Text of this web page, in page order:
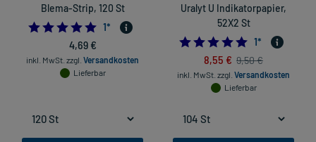
Blema-Strip, 120 St
5.0
1*
4,69 €
inkl. MwSt. zzgl. Versandkosten
Lieferbar
Uralyt U Indikatorpapier,
52X2 St
5.0
1*
8,55 € 9,50 €
inkl. MwSt. zzgl. Versandkosten
Lieferbar